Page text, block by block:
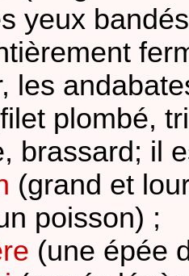
yeux
les
plombé,
brassard; il
(grand et
poisson) ;
(une épée